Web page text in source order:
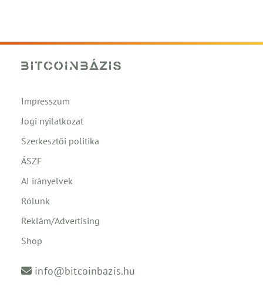
Impresszum
Jogi nyilatkozat
Szerkesztői politika
ÁSZF
AI irányelvek
Rólunk
Reklám/Advertising
Shop
info@bitcoinbazis.hu